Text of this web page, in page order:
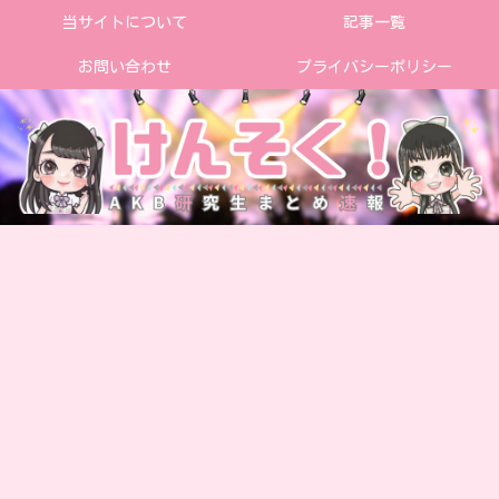
当サイトについて 記事一覧
お問い合わせ プライバシーポリシー